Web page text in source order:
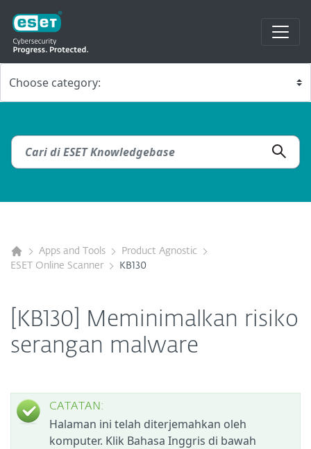
Apps and Tools
Product Agnostic
ESET Online Scanner
KB130
[KB130] Meminimalkan risiko
serangan malware
CATATAN:
Halaman ini telah diterjemahkan oleh
komputer. Klik Bahasa Inggris di bawah